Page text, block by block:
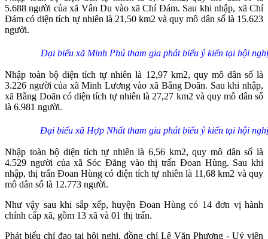
5.688 người của xã Vân Du vào xã Chí Đám. Sau khi nhập, xã Chí
Đám có diện tích tự nhiên là 21,50 km2 và quy mô dân số là 15.623
người.
Đại biểu xã Minh Phú tham gia phát biểu ý kiến tại hội nghị
Nhập toàn bộ diện tích tự nhiên là 12,97 km2, quy mô dân số là
3.226 người của xã Minh Lương vào xã Bằng Doãn. Sau khi nhập,
xã Bằng Doãn có diện tích tự nhiên là 27,27 km2 và quy mô dân số
là 6.981 người.
Đại biểu xã Hợp Nhất tham gia phát biểu ý kiến tại hội nghị
Nhập toàn bộ diện tích tự nhiên là 6,56 km2, quy mô dân số là
4.529 người của xã Sóc Đăng vào thị trấn Đoan Hùng. Sau khi
nhập, thị trấn Đoan Hùng có diện tích tự nhiên là 11,68 km2 và quy
mô dân số là 12.773 người.
Như vậy sau khi sắp xếp, huyện Đoan Hùng có 14 đơn vị hành
chính cấp xã, gồm 13 xã và 01 thị trấn.
Phát biểu chỉ đạo tại hội nghị, đồng chí Lê Văn Phượng - Uỷ viên